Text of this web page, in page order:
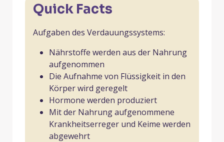
Quick Facts
Aufgaben des Verdauungssystems:
Nährstoffe werden aus der Nahrung
aufgenommen
Die Aufnahme von Flüssigkeit in den
Körper wird geregelt
Hormone werden produziert
Mit der Nahrung aufgenommene
Krankheitserreger und Keime werden
abgewehrt